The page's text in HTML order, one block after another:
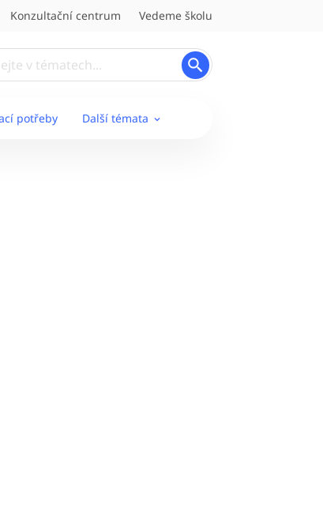
Konzultační centrum Vedeme školu
potřeby Další témata